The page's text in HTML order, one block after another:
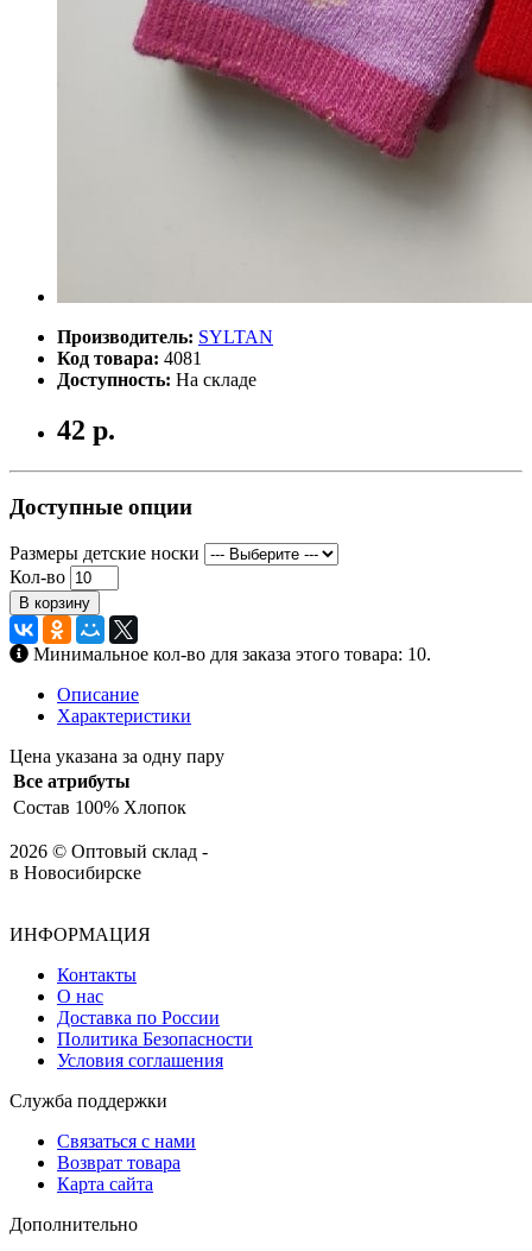
Производитель: SYLTAN
Код товара: 4081
Доступность: На складе
42 р.
Доступные опции
Размеры детские носки
Кол-во
В корзину
Минимальное кол-во для заказа этого товара: 10.
Описание
Характеристики
Цена указана за одну пару
Все атрибуты
Состав 100% Хлопок
2026 © Оптовый склад -
в Новосибирске
ИНФОРМАЦИЯ
Контакты
О нас
Доставка по России
Политика Безопасности
Условия соглашения
Служба поддержки
Связаться с нами
Возврат товара
Карта сайта
Дополнительно